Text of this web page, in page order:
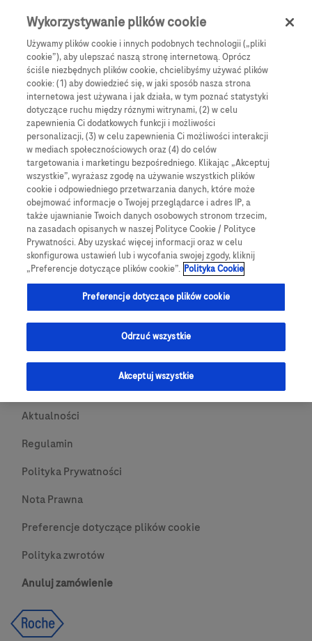
Skip to main content Menu
Products Articles
We are sorry, but no results were found for:
Globalne Strony Internetowe
Global Roche
Platforma Accu-Chek Care
Global Roche Diabetologia
Wszystkie lokalizacje
Skontaktuj się z nami
O nas
Aktualności
Regulamin
Polityka Prywatności
Nota Prawna
Preferencje dotyczące plików cookie
Polityka zwrotów
Anuluj zamówienie
Wykorzystywanie plików cookie
Używamy plików cookie i innych podobnych technologii („pliki
cookie”), aby ulepszać naszą stronę internetową. Oprócz
ściśle niezbędnych plików cookie, chcielibyśmy używać plików
cookie: (1) aby dowiedzieć się, w jaki sposób nasza strona
internetowa jest używana i jak działa, w tym poznać statystyki
dotyczące ruchu między róznymi witrynami, (2) w celu
zapewnienia Ci dodatkowych funkcji i możliwości
personalizacji, (3) w celu zapewnienia Ci możliwości interakcji
w mediach społecznościowych oraz (4) do celów
targetowania i marketingu bezpośredniego. Klikając „Akceptuj
wszystkie”, wyrażasz zgodę na używanie wszystkich plików
cookie i odpowiedniego przetwarzania danych, które może
obejmować informacje o Twojej przeglądarce i adres IP, a
także ujawnianie Twoich danych osobowych stronom trzecim,
na zasadach opisanych w naszej Polityce Cookie / Polityce
Prywatności. Aby uzyskać więcej informacji oraz w celu
skonfigurowa ustawień lub i wycofania swojej zgody, kliknij
„Preferencje dotyczące plików cookie”. Polityka Cookie
Preferencje dotyczące plików cookie
Odrzuć wszystkie
Akceptuj wszystkie